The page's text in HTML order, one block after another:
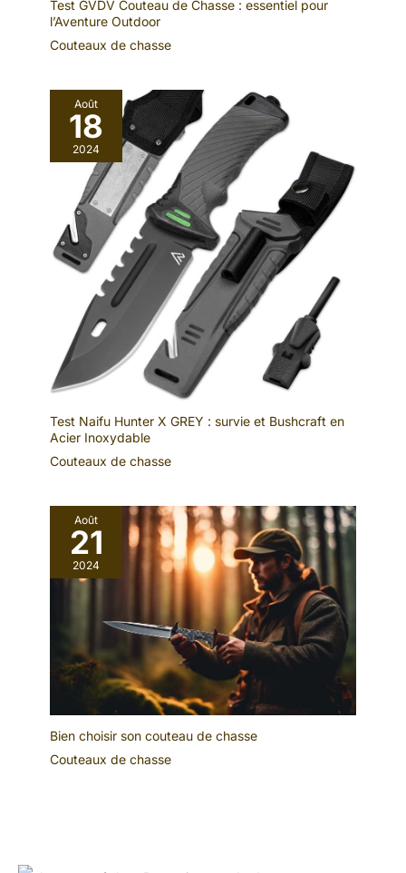
Test GVDV Couteau de Chasse : essentiel pour
l’Aventure Outdoor
Couteaux de chasse
Août
18
2024
Test Naifu Hunter X GREY : survie et Bushcraft en
Acier Inoxydable
Couteaux de chasse
Août
21
2024
Bien choisir son couteau de chasse
Couteaux de chasse